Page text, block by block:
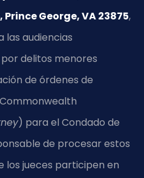
Prince George, VA 23875,
las audiencias
delitos menores
de órdenes de
) para el Condado de
de procesar estos
los jueces participen en